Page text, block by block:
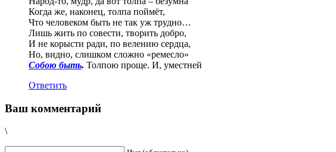
Когда же, наконец, толпа поймёт,
Что человеком быть не так уж трудно…
Лишь жить по совести, творить добро,
И не корысти ради, по велению сердца,
Но, видно, слишком сложно «ремесло»
Собою быть. Толпою проще. И, уместней
Ответить
Ваш комментарий
\